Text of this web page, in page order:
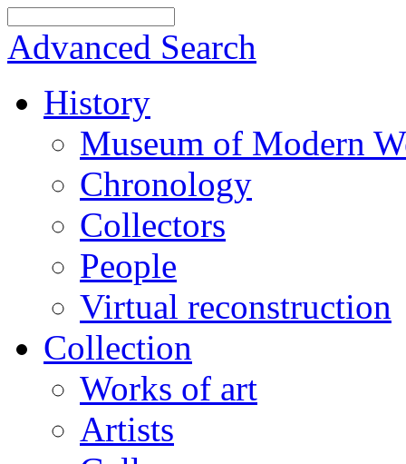
Advanced Search
History
Museum of Modern
Chronology
Collectors
People
Virtual reconstruction
Collection
Works of art
Artists